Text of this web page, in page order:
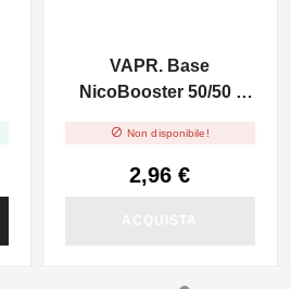
VAPR. Base
NicoBooster 50/50 -
 Non disponibile!
2,96 €